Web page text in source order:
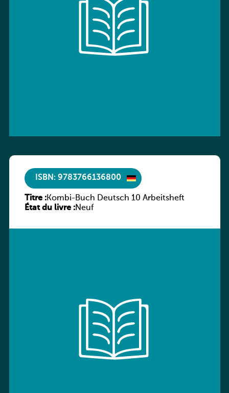
ISBN: 9783766136800
Titre :Kombi-Buch Deutsch 10 Arbeitsheft
État du livre :Neuf